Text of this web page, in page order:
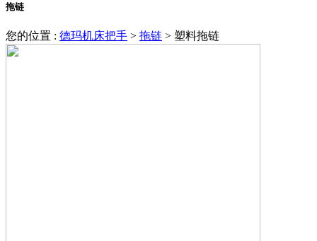
拖链
您的位置 : 德玛机床把手 > 拖链 > 塑料拖链